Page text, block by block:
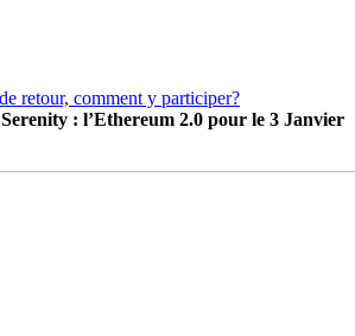
Serenity : l’Ethereum 2.0 pour le 3 Janvier